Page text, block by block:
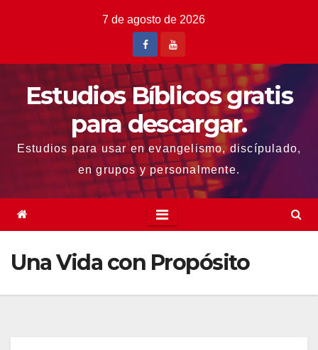
7 de agosto de 2026
Estudios Bíblicos gratis
para descargar.
Estudios para usar en evangelismo, discípulado,
en grupos y personalmente.
Una Vida con Propósito